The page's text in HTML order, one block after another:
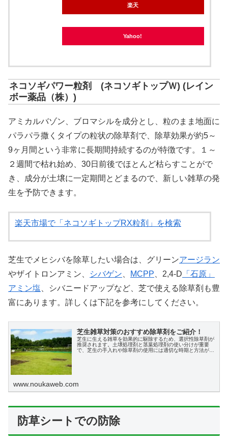
楽天
Yahoo!
ネコソギパワー粒剤 (ネコソギトップＷ) (レイン
ボー薬品（株）)
アミカルバゾン、ブロマシルを成分とし、粒のまま地面に
パラパラ撒くタイプの粒状の除草剤で、除草効果が約5～
9ヶ月間という非常に長期間持続するのが特徴です。１～
２週間で枯れ始め、30日前後でほとんど枯らすことがで
き、成分が土壌に一定期間とどまるので、新しい雑草の発
生を予防できます。
楽天市場で「ネコソギトップRX粒剤」を検索
芝生でメヒシバを除草したい場合は、グリーンアージラン
やザイトロンアミン、
シバゲン MCPP 、2,4-D 「石原」
アミン塩 、シバニードアップなど、芝で使える除草剤も豊
富にあります。詳しくは下記を参考にしてください。
芝生雑草対策のおすすめ除草剤をご紹介！
芝生に生える雑草を効果的に駆除するため、選択性除草剤が
推奨されます。土壌処理剤と茎葉処理剤の使い分けが重要
で、芝生の手入れや除草剤の使用には適切な時期と方法が必
www.noukaweb.com
防草シートでの防除